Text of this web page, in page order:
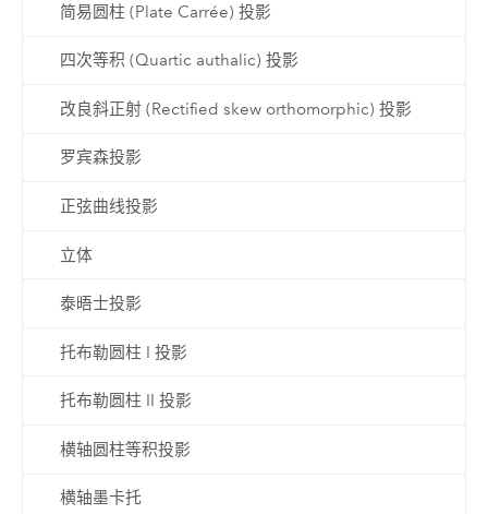
简易圆柱 (Plate Carrée) 投影
四次等积 (Quartic authalic) 投影
改良斜正射 (Rectified skew orthomorphic) 投影
罗宾森投影
正弦曲线投影
立体
泰晤士投影
托布勒圆柱 I 投影
托布勒圆柱 II 投影
横轴圆柱等积投影
横轴墨卡托